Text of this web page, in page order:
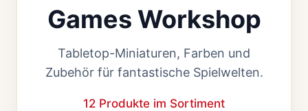
Games Workshop
Tabletop-Miniaturen, Farben und
Zubehör für fantastische Spielwelten.
12 Produkte im Sortiment